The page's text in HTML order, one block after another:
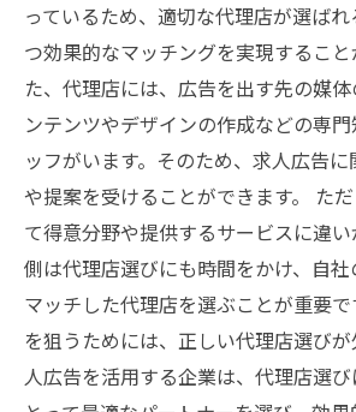
っているため、適切な代理店が選ば
つ効果的なマッチングを実現すること
た、代理店には、広告を出す先の媒
ンテンツやデザインの作成などの専
ッフがいます。そのため、求人広告
や提案を受けることができます。 た
て得意分野や提供するサービスに違
側は代理店選びにも時間をかけ、自
マッチした代理店を選ぶことが重要
を狙うためには、正しい代理店選び
人広告を活用する企業は、代理店選